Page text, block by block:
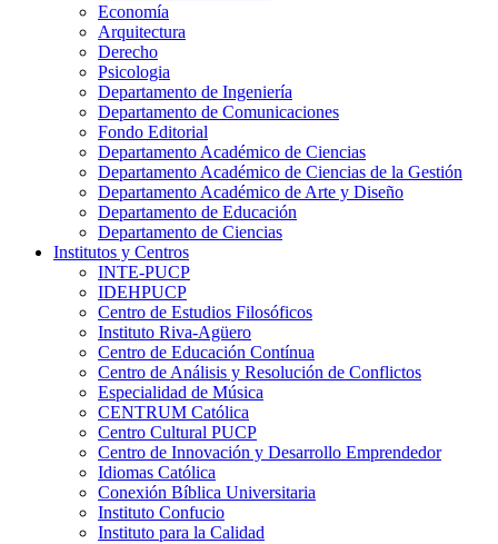
Economía
Arquitectura
Derecho
Psicologia
Departamento de Ingeniería
Departamento de Comunicaciones
Fondo Editorial
Departamento Académico de Ciencias
Departamento Académico de Ciencias de la Gestión
Departamento Académico de Arte y Diseño
Departamento de Educación
Departamento de Ciencias
Institutos y Centros
INTE-PUCP
IDEHPUCP
Centro de Estudios Filosóficos
Instituto Riva-Agüero
Centro de Educación Contínua
Centro de Análisis y Resolución de Conflictos
Especialidad de Música
CENTRUM Católica
Centro Cultural PUCP
Centro de Innovación y Desarrollo Emprendedor
Idiomas Católica
Conexión Bíblica Universitaria
Instituto Confucio
Instituto para la Calidad